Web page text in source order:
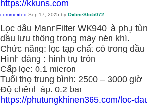
https://kkuns.com
commented Sep 17, 2025 by OnlineSlot5072
Lọc dầu MannFilter WK940 là phụ
dầu lưu thông trong máy nén khí.
Chức năng: lọc tạp chất có trong dầu
Hình dáng : hình trụ tròn
Cấp lọc: 0.1 micron
Tuổi thọ trung bình: 2500 – 3000 giờ
Độ chênh áp: 0.2 bar
https://phutungkhinen365.com/loc-